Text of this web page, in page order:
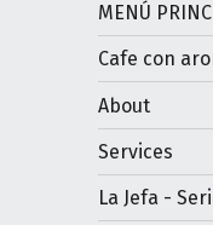
MENÚ
Cafe con
About
Services
La Jefa -